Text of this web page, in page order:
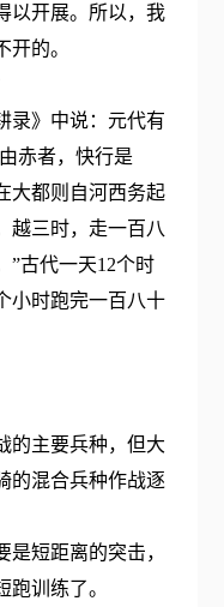
以开展。所以，我
的。
录》中说：元代有
赤者，快行是
大都则自河西务起
越三时，走一百八
”古代一天12个时
小时跑完一百八十
的主要兵种，但大
的混合兵种作战逐
短距离的突击，
训练了。